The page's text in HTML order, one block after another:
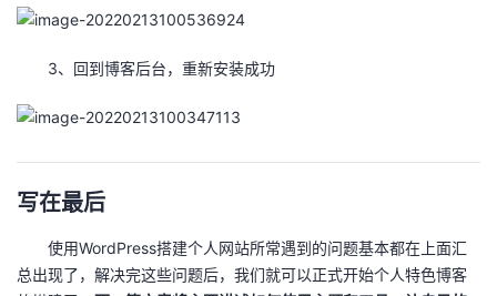
3、回到博客后台，重新安装成功
写在最后
使用WordPress搭建个人网站所常遇到的问题基本都在上面汇
总出现了，解决完这些问题后，我们就可以正式开始个人特色博客